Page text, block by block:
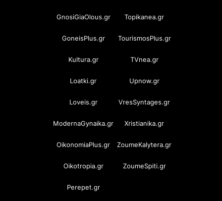
GnosiGiaOlous.gr Topikanea.gr
GoneisPlus.gr TourismosPlus.gr
Kultura.gr TVnea.gr
Loatki.gr Upnow.gr
Loveis.gr VresSyntages.gr
ModernaGynaika.gr Xristianika.gr
OikonomiaPlus.gr ZoumeKalytera.gr
Oikotropia.gr ZoumeSpiti.gr
Perepet.gr